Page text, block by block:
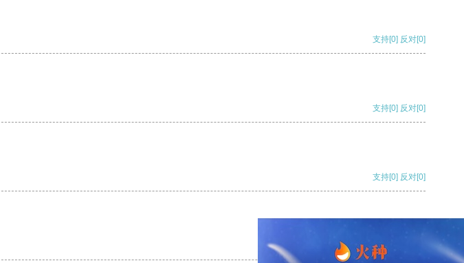
支持[0] 反对[0]
支持[0] 反对[0]
支持[0] 反对[0]
支持